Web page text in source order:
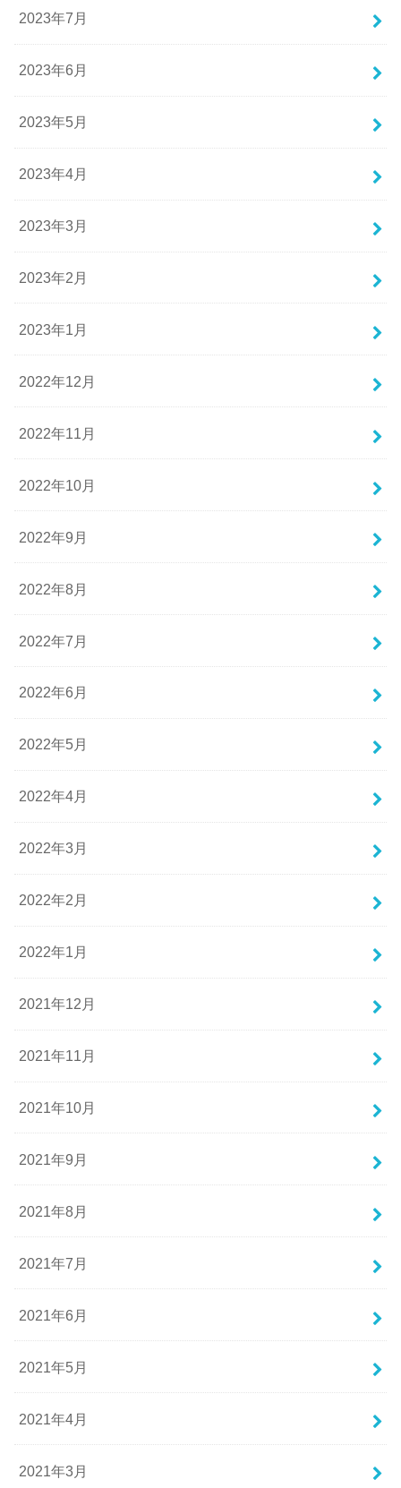
2023年7月
2023年6月
2023年5月
2023年4月
2023年3月
2023年2月
2023年1月
2022年12月
2022年11月
2022年10月
2022年9月
2022年8月
2022年7月
2022年6月
2022年5月
2022年4月
2022年3月
2022年2月
2022年1月
2021年12月
2021年11月
2021年10月
2021年9月
2021年8月
2021年7月
2021年6月
2021年5月
2021年4月
2021年3月